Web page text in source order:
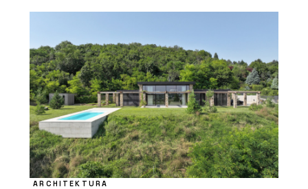
ARCHITEKTURA